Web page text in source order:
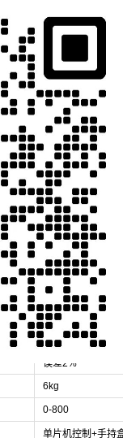
电外壳粘接、LED 灯条点
、光学组件封装。
聚诚鑫
JCX-PURDJ5331
500/300/300/100
示教编程或图形导
点、直线、圆弧
精密点胶阀
30ML/50ML/
0.02mm
0.01ml
5次/秒
误差2%
6kg
0-800
单片机控制+手持